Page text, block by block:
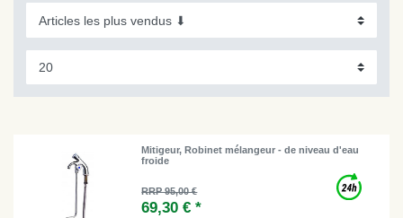
Mitigeur, Robinet mélangeur - de niveau d'eau
froide
RRP 95,00 €
69,30 € *